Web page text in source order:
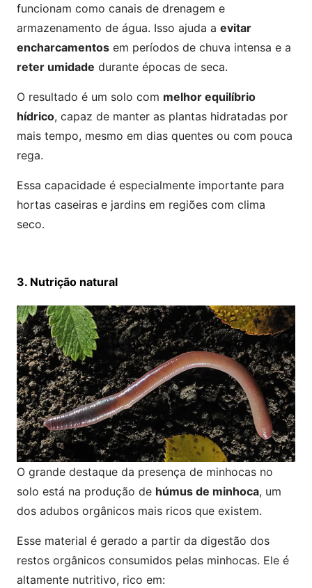
funcionam como canais de drenagem e
armazenamento de água. Isso ajuda a evitar
encharcamentos em períodos de chuva intensa e a
reter umidade durante épocas de seca.
O resultado é um solo com melhor equilíbrio
hídrico, capaz de manter as plantas hidratadas por
mais tempo, mesmo em dias quentes ou com pouca
rega.
Essa capacidade é especialmente importante para
hortas caseiras e jardins em regiões com clima
seco.
3. Nutrição natural
O grande destaque da presença de minhocas no
solo está na produção de húmus de minhoca, um
dos adubos orgânicos mais ricos que existem.
Esse material é gerado a partir da digestão dos
restos orgânicos consumidos pelas minhocas. Ele é
altamente nutritivo, rico em: